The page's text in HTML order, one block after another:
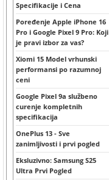
Specifikacije i Cena
Poređenje Apple iPhone 16
Pro i Google Pixel 9 Pro: Koji
je pravi izbor za vas?
Xiomi 15 Model vrhunski
performansi po razumnoj
ceni
Google Pixel 9a službeno
curenje kompletnih
specifikacija
OnePlus 13 - Sve
zanimljivosti i prvi pogled
Eksluzivno: Samsung S25
Ultra Prvi Pogled